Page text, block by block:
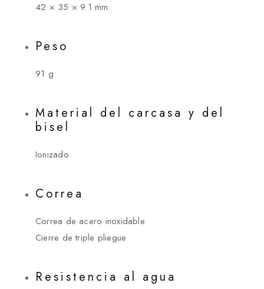
42 × 35 × 9.1 mm
Peso
91 g
Material del carcasa y del
bisel
Ionizado
Correa
Correa de acero inoxidable
Cierre de triple pliegue
Resistencia al agua